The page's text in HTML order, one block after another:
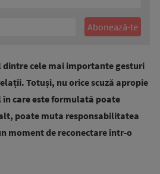
dintre cele mai importante gesturi
Totuși, nu orice scuză apropie
care este formulată poate
poate muta responsabilitatea
moment de reconectare într-o